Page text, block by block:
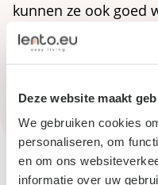
Deze website maakt
We gebruiken cookies
personaliseren, om
en om ons
informatie over uw
kunnen ze ook goed
onze samenleving.